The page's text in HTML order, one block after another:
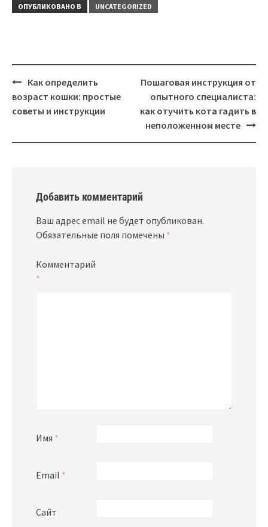
подводного мира
ОПУБЛИКОВАНО В UNCATEGORIZED
Навигация
Как определить
возраст кошки: простые
советы и инструкции
Пошаговая инструкция от
опытного специалиста:
как отучить кота гадить в
неположенном месте
Добавить комментарий
Ваш адрес email не будет опубликован.
Обязательные поля помечены *
Комментарий
*
Имя *
Email *
Сайт